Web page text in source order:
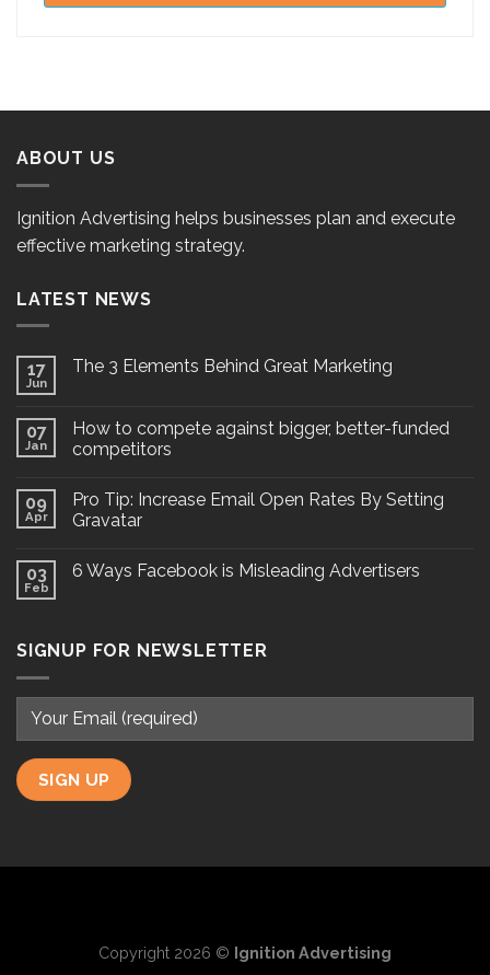
ABOUT US
Ignition Advertising helps businesses plan and execute
effective marketing strategy.
LATEST NEWS
17
Jun
The 3 Elements Behind Great Marketing
07
Jan
How to compete against bigger, better-funded
competitors
09
Apr
Pro Tip: Increase Email Open Rates By Setting
Gravatar
03
Feb
6 Ways Facebook is Misleading Advertisers
SIGNUP FOR NEWSLETTER
Copyright 2026 © Ignition Advertising